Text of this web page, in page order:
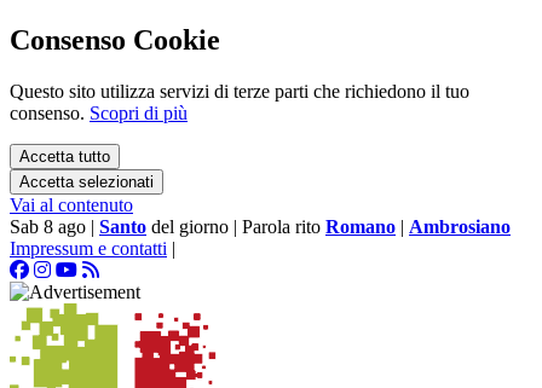
Consenso Cookie
Questo sito utilizza servizi di terze parti che richiedono il tuo
consenso. Scopri di più
Accetta tutto
Accetta selezionati
Vai al contenuto
Sab 8 ago | Santo del giorno | Parola rito Romano | Ambrosiano
Impressum e contatti |